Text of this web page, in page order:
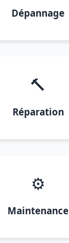
Dépannage
🔨
Réparation
⚙️
Maintenance